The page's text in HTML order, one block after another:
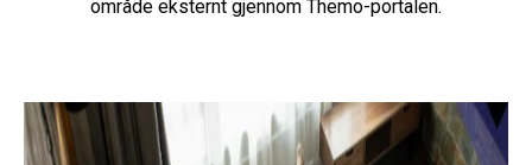
område eksternt gjennom Themo-portalen.